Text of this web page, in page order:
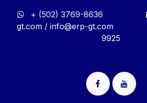
+ (502) 3769-8636
gt.com / info@erp-gt.com
9925